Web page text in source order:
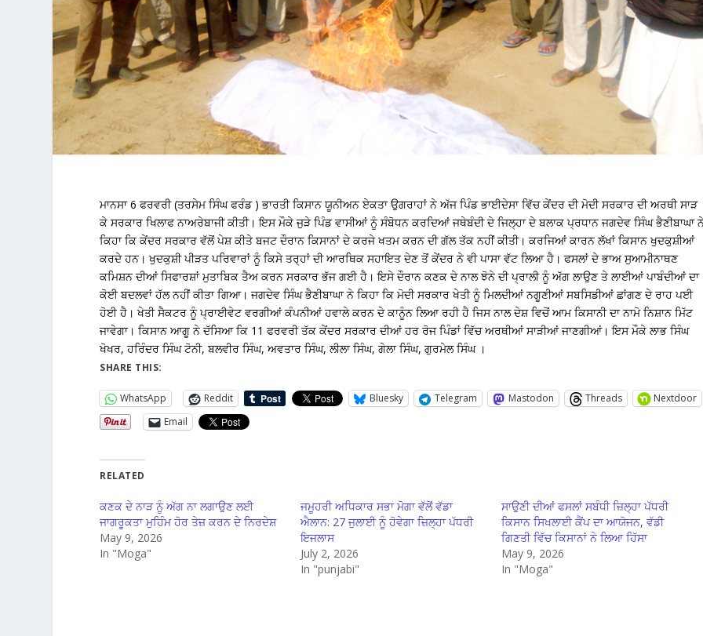
ਮਾਨਸਾ 6 ਫਰਵਰੀ (ਤਰਸੇਮ ਸਿੰਘ ਫਰੰਡ ) ਭਾਰਤੀ ਕਿਸਾਨ ਯੂਨੀਅਨ ਏਕਤਾ ਉਗਰਾਹਾਂ ਨੇ ਅੱਜ ਪਿੰਡ ਭਾਈਦੇਸਾ ਵਿੱਚ ਕੇਂਦਰ ਦੀ ਮੋਦੀ ਸਰਕਾਰ ਦੀ ਅਰਥੀ ਸਾੜ
ਕੇ ਸਰਕਾਰ ਖਿਲਾਫ ਨਾਅਰੇਬਾਜੀ ਕੀਤੀ। ਇਸ ਮੌਕੇ ਜੁੜੇ ਪਿੰਡ ਵਾਸੀਆਂ ਨੂੰ ਸੰਬੋਧਨ ਕਰਦਿਆਂ ਜਥੇਬੰਦੀ ਦੇ ਜਿਲ੍ਹਾ ਦੇ ਬਲਾਕ ਪ੍ਰਧਾਨ ਜਗਦੇਵ ਸਿੰਘ ਭੈਣੀਬਾਘਾ
ਕਿਹਾ ਕਿ ਕੇਂਦਰ ਸਰਕਾਰ ਵੱਲੋਂ ਪੇਸ਼ ਕੀਤੇ ਬਜਟ ਦੌਰਾਨ ਕਿਸਾਨਾਂ ਦੇ ਕਰਜੇ ਖਤਮ ਕਰਨ ਦੀ ਗੱਲ ਤੱਕ ਨਹੀਂ ਕੀਤੀ। ਕਰਜਿਆਂ ਕਾਰਨ ਲੱਖਾਂ ਕਿਸਾਨ ਖੁਦਕੁਸ਼ੀਆਂ
ਕਰਦੇ ਹਨ। ਖੁਦਕੁਸ਼ੀ ਪੀੜਤ ਪਰਿਵਾਰਾਂ ਨੂੰ ਕਿਸੇ ਤਰ੍ਹਾਂ ਦੀ ਆਰਥਿਕ ਸਹਾਇਤ ਦੇਣ ਤੋਂ ਕੇਂਦਰ ਨੇ ਵੀ ਪਾਸਾ ਵੱਟ ਲਿਆ ਹੈ। ਫਸਲਾਂ ਦੇ ਭਾਅ ਸੁਆਮੀਨਾਥਣ
ਕਮਿਸ਼ਨ ਦੀਆਂ ਸਿਫਾਰਸ਼ਾਂ ਮੁਤਾਬਿਕ ਤੈਅ ਕਰਨ ਸਰਕਾਰ ਭੱਜ ਗਈ ਹੈ। ਇਸੇ ਦੌਰਾਨ ਕਣਕ ਦੇ ਨਾਲ ਝੋਨੇ ਦੀ ਪ੍ਰਾਲੀ ਨੂੰ ਅੱਗ ਲਾਉਣ ਤੇ ਲਾਈਆਂ ਪਾਬੰਦੀਆਂ ਦਾ
ਕੋਈ ਬਦਲਵਾਂ ਹੱਲ ਨਹੀਂ ਕੀਤਾ ਗਿਆ। ਜਗਦੇਵ ਸਿੰਘ ਭੈਣੀਬਾਘਾ ਨੇ ਕਿਹਾ ਕਿ ਮੋਦੀ ਸਰਕਾਰ ਖੇਤੀ ਨੂੰ ਮਿਲਦੀਆਂ ਨਗੂਣੀਆਂ ਸਬਸਿਡੀਆਂ ਛਾਂਗਣ ਦੇ ਰਾਹ ਪਈ
ਹੋਈ ਹੈ। ਖੇਤੀ ਸੈਕਟਰ ਨੂੰ ਪ੍ਰਾਈਵੇਟ ਵਰਗੀਆਂ ਕੰਪਨੀਆਂ ਹਵਾਲੇ ਕਰਨ ਦੇ ਕਾਨੂੰਨ ਲਿਆ ਰਹੀ ਹੈ ਜਿਸ ਨਾਲ ਦੇਸ਼ ਵਿਚੋਂ ਆਮ ਕਿਸਾਨੀ ਦਾ ਨਾਮੋ ਨਿਸ਼ਾਨ ਮਿੱਟ
ਜਾਵੇਗਾ। ਕਿਸਾਨ ਆਗੂ ਨੇ ਦੱਸਿਆ ਕਿ 11 ਫਰਵਰੀ ਤੱਕ ਕੇਂਦਰ ਸਰਕਾਰ ਦੀਆਂ ਹਰ ਰੋਜ ਪਿੰਡਾਂ ਵਿੱਚ ਅਰਥੀਆਂ ਸਾੜੀਆਂ ਜਾਣਗੀਆਂ। ਇਸ ਮੌਕੇ ਲਾਭ ਸਿੰਘ
ਖੋਖਰ, ਹਰਿੰਦਰ ਸਿੰਘ ਟੋਨੀ, ਬਲਵੀਰ ਸਿੰਘ, ਅਵਤਾਰ ਸਿੰਘ, ਲੀਲਾ ਸਿੰਘ, ਗੇਲਾ ਸਿੰਘ, ਗੁਰਮੇਲ ਸਿੰਘ ।
SHARE THIS:
WhatsApp Reddit Bluesky Telegram Mastodon Threads
Nextdoor
Email
RELATED
ਕਣਕ ਦੇ ਨਾੜ ਨੂੰ ਅੱਗ ਨਾ ਲਗਾਉਣ ਲਈ
ਜਾਗਰੂਕਤਾ ਮੁਹਿੰਮ ਹੋਰ ਤੇਜ਼ ਕਰਨ ਦੇ ਨਿਰਦੇਸ਼
May 9, 2026
In "Moga"
ਜਮੂਹਰੀ ਅਧਿਕਾਰ ਸਭਾ ਮੋਗਾ ਵੱਲੋਂ ਵੱਡਾ
ਐਲਾਨ: 27 ਜੁਲਾਈ ਨੂੰ ਹੋਵੇਗਾ ਜ਼ਿਲ੍ਹਾ ਪੱਧਰੀ
ਇਜਲਾਸ
July 2, 2026
In "punjabi"
ਸਾਉਣੀ ਦੀਆਂ ਫਸਲਾਂ ਸਬੰਧੀ ਜ਼ਿਲ੍ਹਾ ਪੱਧਰੀ
ਕਿਸਾਨ ਸਿਖਲਾਈ ਕੈਂਪ ਦਾ ਆਯੋਜਨ, ਵੱਡੀ
ਗਿਣਤੀ ਵਿੱਚ ਕਿਸਾਨਾਂ ਨੇ ਲਿਆ ਹਿੱਸਾ
May 9, 2026
In "Moga"